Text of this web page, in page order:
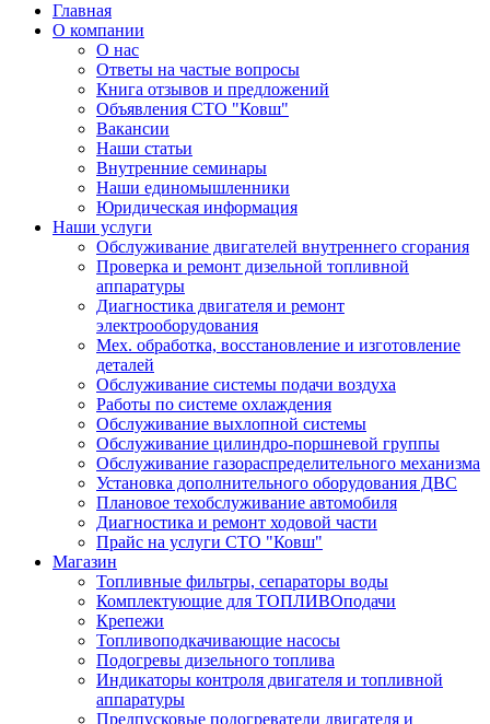
Главная
О компании
О нас
Ответы на частые вопросы
Книга отзывов и предложений
Объявления СТО "Ковш"
Вакансии
Наши статьи
Внутренние семинары
Наши единомышленники
Юридическая информация
Наши услуги
Обслуживание двигателей внутреннего сгорания
Проверка и ремонт дизельной топливной
аппаратуры
Диагностика двигателя и ремонт
электрооборудования
Мех. обработка, восстановление и изготовление
деталей
Обслуживание системы подачи воздуха
Работы по системе охлаждения
Обслуживание выхлопной системы
Обслуживание цилиндро-поршневой группы
Обслуживание газораспределительного механизма
Установка дополнительного оборудования ДВС
Плановое техобслуживание автомобиля
Диагностика и ремонт ходовой части
Прайс на услуги СТО "Ковш"
Магазин
Топливные фильтры, сепараторы воды
Комплектующие для ТОПЛИВОподачи
Крепежи
Топливоподкачивающие насосы
Подогревы дизельного топлива
Индикаторы контроля двигателя и топливной
аппаратуры
Предпусковые подогреватели двигателя и